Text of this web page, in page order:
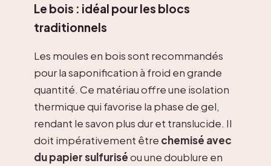
Le bois : idéal pour les blocs
traditionnels
Les moules en bois sont recommandés
pour la saponification à froid en grande
quantité. Ce matériau offre une isolation
thermique qui favorise la phase de gel,
rendant le savon plus dur et translucide. Il
doit impérativement être chemisé avec
du papier sulfuriséou une doublure en